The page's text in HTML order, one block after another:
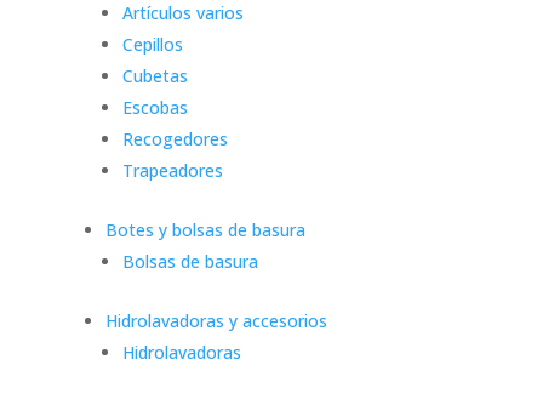
Artículos varios
Cepillos
Cubetas
Escobas
Recogedores
Trapeadores
Botes y bolsas de basura
Bolsas de basura
Hidrolavadoras y accesorios
Hidrolavadoras